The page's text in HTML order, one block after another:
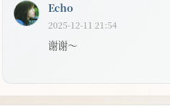
Echo
2025-12-11 21:54
谢谢～